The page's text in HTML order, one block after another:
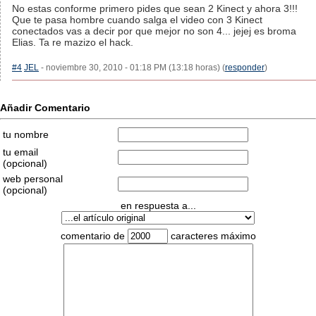
No estas conforme primero pides que sean 2 Kinect y ahora 3!!!
Que te pasa hombre cuando salga el video con 3 Kinect
conectados vas a decir por que mejor no son 4... jejej es broma
Elias. Ta re mazizo el hack.
#4 JEL - noviembre 30, 2010 - 01:18 PM (13:18 horas) (responder)
Añadir Comentario
tu nombre
tu email
(opcional)
web personal
(opcional)
en respuesta a...
comentario de caracteres máximo